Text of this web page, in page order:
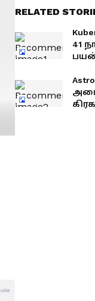
RELATED
41